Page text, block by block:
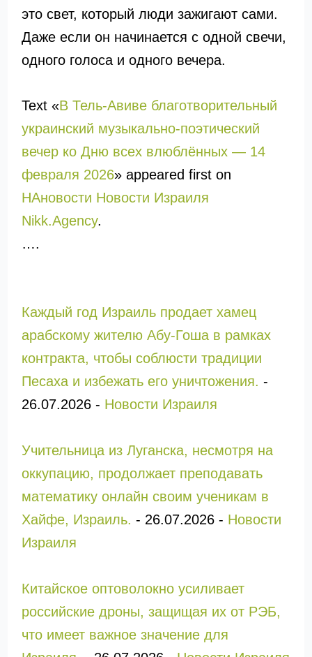
это свет, который люди зажигают сами.
Даже если он начинается с одной свечи,
одного голоса и одного вечера.
Text «В Тель-Авиве благотворительный
украинский музыкально-поэтический
вечер ко Дню всех влюблённых — 14
февраля 2026» appeared first on
НАновости Новости Израиля
Nikk.Agency.
….
Каждый год Израиль продает хамец
арабскому жителю Абу-Гоша в рамках
контракта, чтобы соблюсти традиции
Песаха и избежать его уничтожения. -
26.07.2026- Новости Израиля
Учительница из Луганска, несмотря на
оккупацию, продолжает преподавать
математику онлайн своим ученикам в
Хайфе, Израиль. - 26.07.2026- Новости
Израиля
Китайское оптоволокно усиливает
российские дроны, защищая их от РЭБ,
что имеет важное значение для